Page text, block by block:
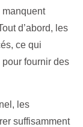
manquent
d’abord, les
ce qui
fournir des
les
suffisamment